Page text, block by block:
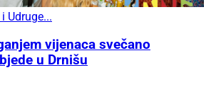
Udruge...
vijenaca svečano
u Drnišu